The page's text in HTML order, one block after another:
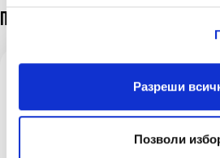
Разреши
Позволи
Последни новини
ЛЕВ ИНС стартира кампания по
„Помощ при пътуване в